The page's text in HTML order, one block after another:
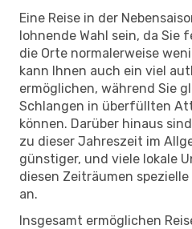
Eine Reise in der
lohnende Wahl sein, da Sie
die Orte normalerweise
kann Ihnen auch ein viel
ermöglichen, während Sie
Schlangen in überfüllten
können. Darüber hinaus
zu dieser Jahreszeit im
günstiger, und viele lokale
diesen Zeiträumen
an.
Insgesamt ermöglichen